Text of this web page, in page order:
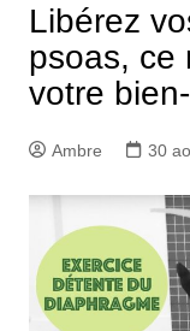
Libérez
psoas, ce
votre
Ambre 30